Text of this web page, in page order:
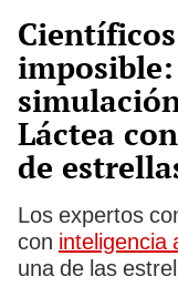
Láctea
de
Los expertos
con inteligencia
una de las